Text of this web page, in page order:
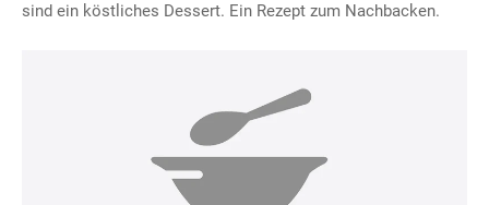
sind ein köstliches Dessert. Ein Rezept zum Nachbacken.